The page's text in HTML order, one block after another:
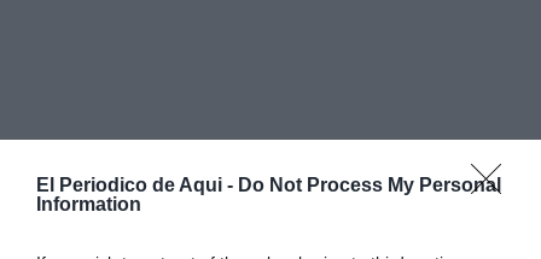
El Periodico de Aqui - Do Not Process My Personal
Information